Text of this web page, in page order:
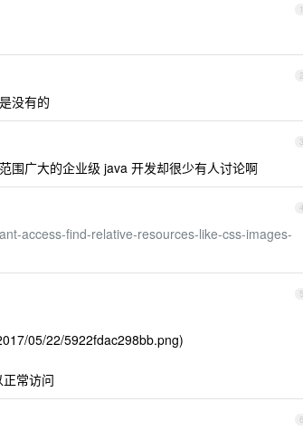
1
2
没有的
3
围广大的企业级 java 开发却很少有人讨论啊
4
access-find-relative-resources-like-css-images-
5
05/22/5922fdac298bb.png)
常访问
6